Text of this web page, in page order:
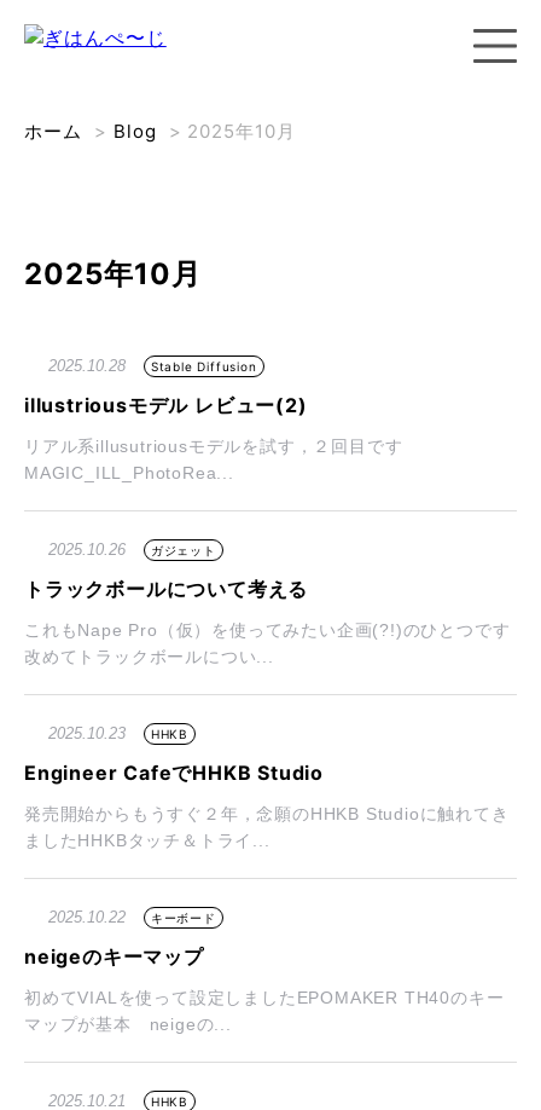
ホーム > Blog > 2025年10月
2025年10月
2025.10.28 Stable Diffusion
illustriousモデル レビュー(2)
リアル系illusutriousモデルを試す，２回目です
MAGIC_ILL_PhotoRea...
2025.10.26 ガジェット
トラックボールについて考える
これもNape Pro（仮）を使ってみたい企画(?!)のひとつです
改めてトラックボールについ...
2025.10.23 HHKB
Engineer CafeでHHKB Studio
発売開始からもうすぐ２年，念願のHHKB Studioに触れてき
ましたHHKBタッチ＆トライ...
2025.10.22 キーボード
neigeのキーマップ
初めてVIALを使って設定しましたEPOMAKER TH40のキー
マップが基本 neigeの...
2025.10.21 HHKB